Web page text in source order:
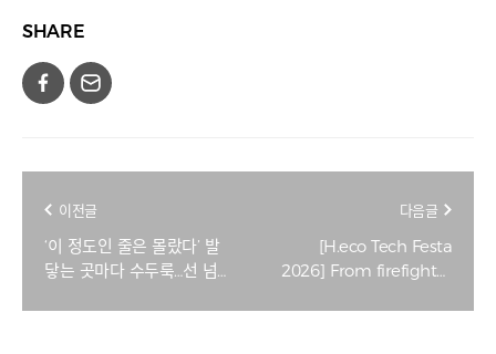
SHARE
이전글
‘이 정도인 줄은 몰랐다’ 발
닿는 곳마다 수두룩…선 넘
다음글
[H.eco Tech Festa
2026] From firefighter